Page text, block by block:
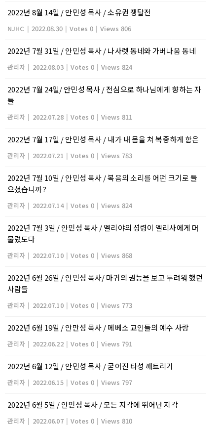
2022년 8월 14일 / 안민성 목사 / 소유권 쟁탈전
NJHC | 2022.08.30 | Votes 0 | Views 806
2022년 7월 31일 / 안민성 목사 / 나사렛 동네와 가버나움 동네
관리자 | 2022.08.03 | Votes 0 | Views 824
2022년 7월 24일/ 안민성 목사 / 전심으로 하나님에게 향하는 자
들
관리자 | 2022.07.28 | Votes 0 | Views 811
2022년 7월 17일 / 안민성 목사 / 내가 내 몸을 쳐 복종하게 함은
관리자 | 2022.07.21 | Votes 0 | Views 783
2022년 7월 10일 / 안민성 목사 / 복음의 소리를 어떤 크기로 들
으셨습니까?
관리자 | 2022.07.14 | Votes 0 | Views 824
2022년 7월 3일 / 안민성 목사 / 엘리야의 셩령이 엘리사에게 머
물렀도다
관리자 | 2022.07.10 | Votes 0 | Views 868
2022년 6월 26일 / 안민성 목사/ 마귀의 권능을 보고 두려워 했던
사람들
관리자 | 2022.07.10 | Votes 0 | Views 773
2022년 6월 19일 / 안만성 목사 / 메베소 교인들의 예수 사랑
관리자 | 2022.06.22 | Votes 0 | Views 791
2022년 6월 12일 / 안민성 목사 / 굳어진 타성 깨트리기
관리자 | 2022.06.15 | Votes 0 | Views 797
2022년 6월 5일 / 안민성 목사 / 모든 지각에 뛰어난 지각
관리자 | 2022.06.07 | Votes 0 | Views 810